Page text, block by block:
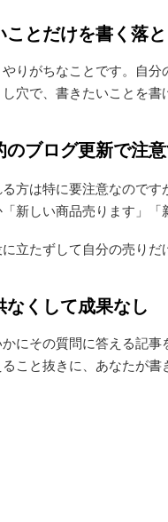
ことだけを書く落
やりがちなことです。自
穴で、書きたいことを書
のブログ更新で注
方は特に要注意なので
「新しい商品売ります」
立たずして自分の売りだ
なくして成果なし
にその質問に答える記
こと抜きに、あなたが書